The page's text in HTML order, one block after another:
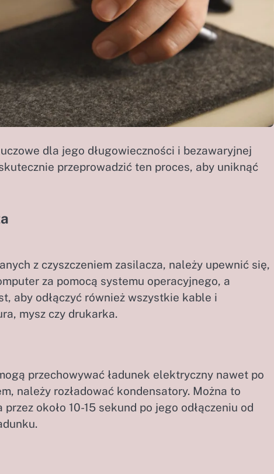
dla jego długowieczności i bezawaryjnej
przeprowadzić ten proces, aby uniknąć
z czyszczeniem zasilacza, należy upewnić się,
za pomocą systemu operacyjnego, a
aby odłączyć również wszystkie kable i
mysz czy drukarka.
przechowywać ładunek elektryczny nawet po
należy rozładować kondensatory. Można to
około 10-15 sekund po jego odłączeniu od